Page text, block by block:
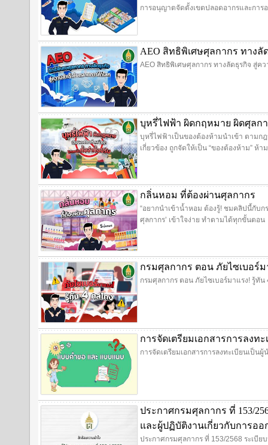
การอนุญาตจัดตั้งเขตปลอดอากรและกา
AEO สิทธิพิเศษศุลกากร ทางลั
AEO สิทธิพิเศษศุลกากร ทางลัดธุรกิจ สู่ค
บุหรี่ไฟฟ้า ผิดกฤหมาย ผิดศุลก
บุหรี่ไฟฟ้าเป็นของต้องห้ามนำเข้า ตาม
เกี่ยวข้อง ถูกจัดให้เป็น “ของต้องห้าม” ห้
กลิ่นหอม ที่ต้องผ่านศุลกากร
“อยากนำเข้าน้ำหอม ต้องรู้! ชมคลิปนี้กับ
ศุลกากร’ เข้าใจง่าย ทำตามได้ทุกขั้นตอน
กรมศุลกากร ตอน ภัยไซเบอร์
กรมศุลกากร ตอน ภัยไซเบอร์มาแรง! รู้ทัน
การจัดเตรียมเอกสารการลงท
การจัดเตรียมเอกสารการลงทะเบียนเป็นผู้
ประกาศกรมศุลกากร ที่ 153/
และผู้ปฏิบัติงานเกี่ยวกับการออ
ประกาศกรมศุลกากร ที่ 153/2568 ระเบี